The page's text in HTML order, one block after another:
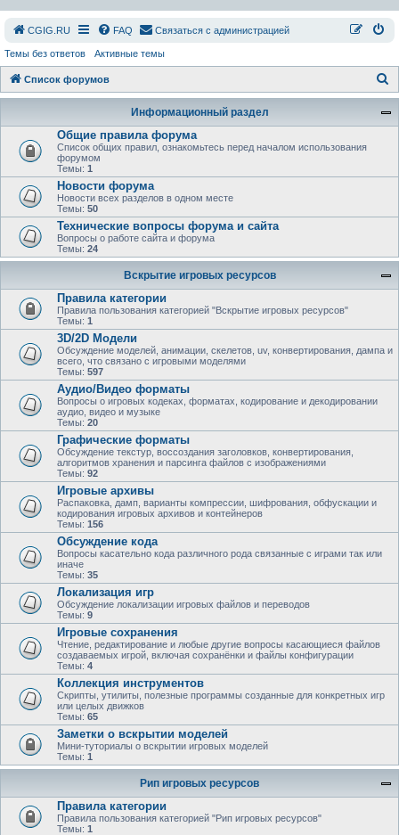
СGIG.RU FAQ Связаться с администрацией
Темы без ответов Активные темы
Список форумов
о
Информационный раздел
Общие правила форума
Список общих правил, ознакомьтесь перед началом использования
форумом
Темы: 1
Новости форума
Новости всех разделов в одном месте
Темы: 50
Технические вопросы форума и сайта
Вопросы о работе сайта и форума
Темы: 24
Вскрытие игровых ресурсов
Правила категории
Правила пользования категорией "Вскрытие игровых ресурсов"
Темы: 1
3D/2D Модели
Обсуждение моделей, анимации, скелетов, uv, конвертирования, дампа и
всего, что связано с игровыми моделями
Темы: 597
Аудио/Видео форматы
Вопросы о игровых кодеках, форматах, кодирование и декодировании
аудио, видео и музыке
Темы: 20
Графические форматы
Обсуждение текстур, воссоздания заголовков, конвертирования,
алгоритмов хранения и парсинга файлов с изображениями
Темы: 92
Игровые архивы
Распаковка, дамп, варианты компрессии, шифрования, обфускации и
кодирования игровых архивов и контейнеров
Темы: 156
Обсуждение кода
Вопросы касательно кода различного рода связанные с играми так или
иначе
Темы: 35
Локализация игр
Обсуждение локализации игровых файлов и переводов
Темы: 9
Игровые сохранения
Чтение, редактирование и любые другие вопросы касающиеся файлов
создаваемых игрой, включая сохранёнки и файлы конфигурации
Темы: 4
Коллекция инструментов
Скрипты, утилиты, полезные программы созданные для конкретных игр
или целых движков
Темы: 65
Заметки о вскрытии моделей
Мини-туториалы о вскрытии игровых моделей
Темы: 1
Рип игровых ресурсов
Правила категории
Правила пользования категорией "Рип игровых ресурсов"
Темы: 1